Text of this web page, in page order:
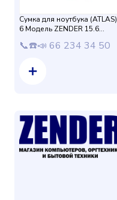
Сумка для ноутбука (ATLAS)
6 Модель ZENDER 15.6
слойная
📞☎️📣 66 234 34 50